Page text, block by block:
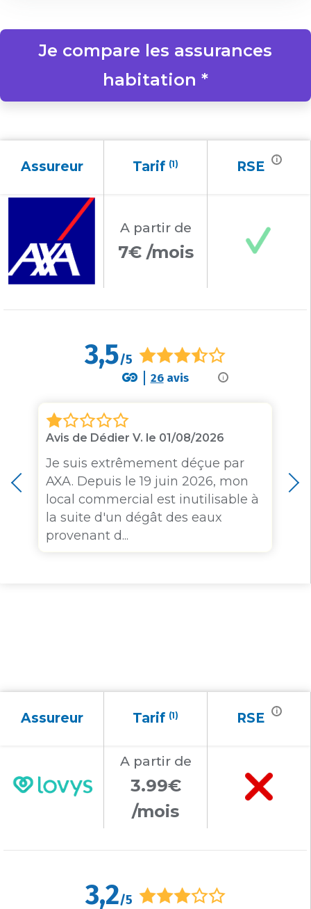
Je compare les assurances
habitation *
Assureur Tarif (1) RSE i
A partir de
7€ /mois
i
3,5/5
26avis
Avis de Dédier V. le 01/08/2026
Je suis extrêmement déçue par
AXA. Depuis le 19 juin 2026, mon
local commercial est inutilisable à
la suite d'un dégât des eaux
provenant d...
Assureur Tarif (1) RSE i
A partir de
3.99€
/mois
3,2/5